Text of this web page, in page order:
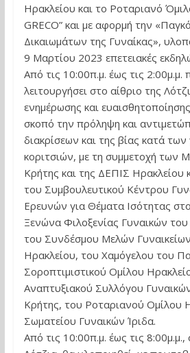
Ηρακλείου και το Ροταριανό
GRECO” και με αφορμή την
Δικαιωμάτων της Γυναίκας»,
9 Μαρτίου 2023 επετειακές
Από τις 10:00π.μ. έως τις 2:00μ.μ.
λειτουργήσει στο αίθριο της
ενημέρωσης και
σκοπό την πρόληψη και
διακρίσεων και της βίας κατά
κοριτσιών, με τη συμμετοχή των
Κρήτης και της ΔΕΠΙΣ Ηρακλείου
του Συμβουλευτικού Κέντρου
Ερευνών για Θέματα Ισότητας
Ξενώνα Φιλοξενίας Γυναικών
του Συνδέσμου Μελών
Ηρακλείου, του Χαμόγελου του
Σοροπτιμιστικού Ομίλου
Αναπτυξιακού Συλλόγου
Κρήτης, του Ροταριανού Ομίλου
Σωματείου Γυναικών Ίριδα.
Από τις 10:00π.μ. έως τις 8:00μ.μ.,